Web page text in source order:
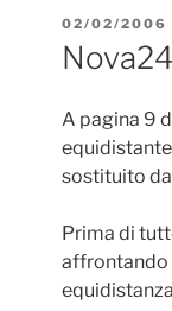
IL
02/02/2006
A pagina 9
sostituito
Prima di
affrontando